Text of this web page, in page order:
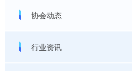
协会动态
行业资讯